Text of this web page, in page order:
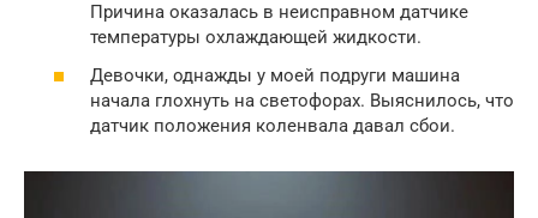
Причина оказалась в неисправном датчике
температуры охлаждающей жидкости.
Девочки, однажды у моей подруги машина
начала глохнуть на светофорах. Выяснилось, что
датчик положения коленвала давал сбои.